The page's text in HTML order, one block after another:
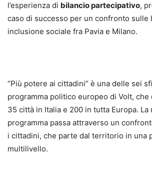
l’esperienza di bilancio partecipativo,
caso di successo per un confronto sulle
inclusione sociale fra Pavia e Milano.
“Più potere ai cittadini” è una delle sei
programma politico europeo di Volt, che
35 città in Italia e 200 in tutta Europa.
programma passa attraverso un
i cittadini, che parte dal territorio in una
multilivello.